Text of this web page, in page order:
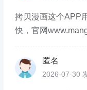
拷贝漫画这个APP
快，官网
匿名
2026-07-30